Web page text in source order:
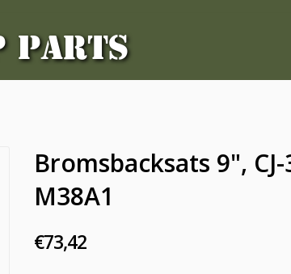
PARTS
Bromsbacksats 9", CJ-
M38A1
€73,42